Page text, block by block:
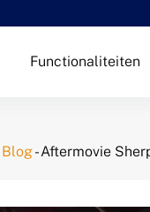
Functionaliteiten
Blog-Aftermovie